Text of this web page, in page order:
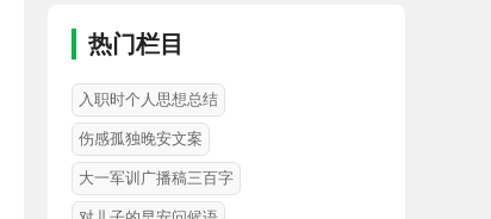
热门栏目
入职时个人思想总结
伤感孤独晚安文案
大一军训广播稿三百字